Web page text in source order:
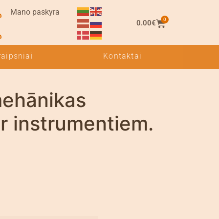
Mano paskyra
0.00€ 0
Kontaktai
instrumentiem.